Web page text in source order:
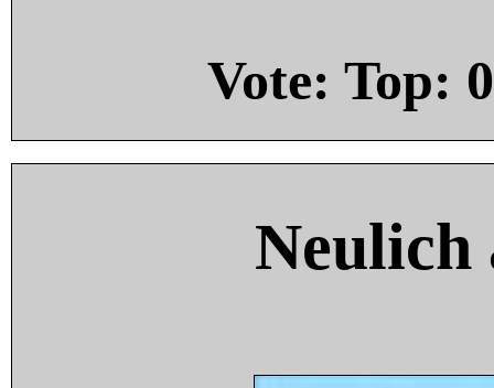
Vote: Top: 0
Neulich